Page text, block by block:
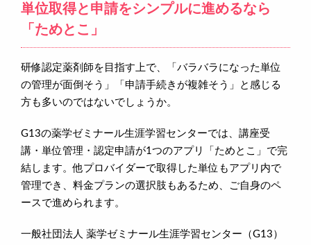
単位取得と申請をシンプルに進めるなら
「ためとこ」
研修認定薬剤師を目指す上で、「バラバラになった単位
の管理が面倒そう」「申請手続きが複雑そう」と感じる
方も多いのではないでしょうか。
G13の薬学ゼミナール生涯学習センターでは、講座受
講・単位管理・認定申請が1つのアプリ「ためとこ」で完
結します。他プロバイダーで取得した単位もアプリ内で
管理でき、料金プランの選択肢もあるため、ご自身のペ
ースで進められます。
一般社団法人 薬学ゼミナール生涯学習センター（G13）